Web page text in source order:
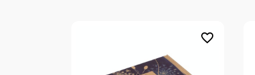
favorite_border